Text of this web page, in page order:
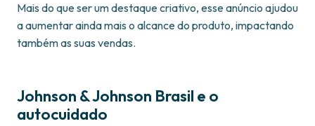
Mais do que ser um destaque criativo, esse anúncio ajudou
a aumentar ainda mais o alcance do produto, impactando
também as suas vendas.
Johnson & Johnson Brasil e o
autocuidado